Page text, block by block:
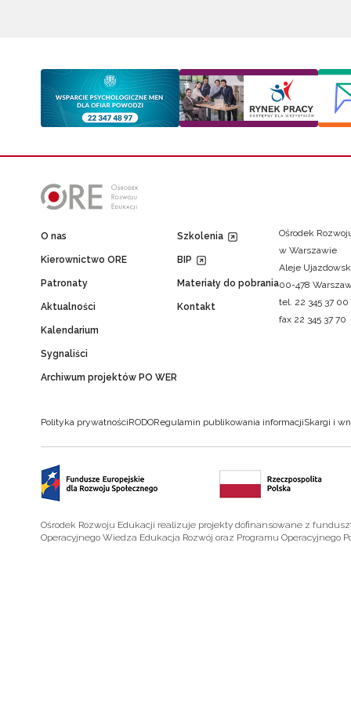
O nas
Kierownictwo ORE
Patronaty
Aktualności
Kalendarium
Sygnaliści
Archiwum projektów PO WER
Szkolenia
BIP
Materiały do pobrania
Kontakt
Ośrodek
w Warszawie
Aleje
00-478
tel. 22 345 37 00
fax 22 345 37 70
Polityka prywatnościRODORegulamin publikowania informacjiSkargi i
Ośrodek Rozwoju Edukacji realizuje projekty dofinansowane z
Operacyjnego Wiedza Edukacja Rozwój oraz Programu Operacyjnego